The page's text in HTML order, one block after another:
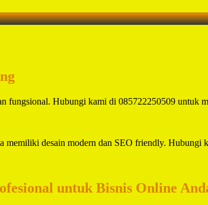
fungsional. Hubungi kami di 085722250509 untuk
memiliki desain modern dan SEO friendly. Hubungi
untuk Bisnis Online